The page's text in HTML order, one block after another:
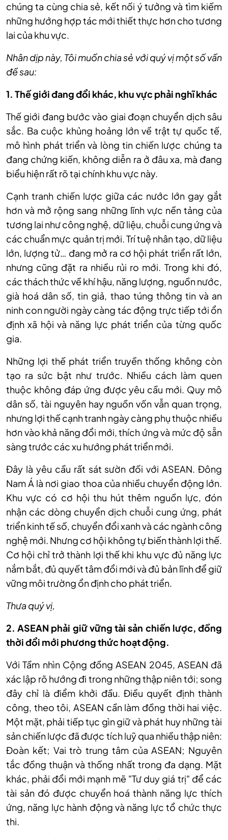
chúng ta cùng chia sẻ, kết nối ý tưởng và tìm kiếm
những hướng hợp tác mới thiết thực hơn cho tương
lai của khu vực.
Nhân dịp này, Tôi muốn chia sẻ với quý vị một số vấn
đề sau:
1. Thế giới đang đổi khác, khu vực phải nghĩ khác
Thế giới đang bước vào giai đoạn chuyển dịch sâu
sắc. Ba cuộc khủng hoảng lớn về trật tự quốc tế,
mô hình phát triển và lòng tin chiến lược chúng ta
đang chứng kiến, không diễn ra ở đâu xa, mà đang
biểu hiện rất rõ tại chính khu vực này.
Cạnh tranh chiến lược giữa các nước lớn gay gắt
hơn và mở rộng sang những lĩnh vực nền tảng của
tương lai như công nghệ, dữ liệu, chuỗi cung ứng và
các chuẩn mực quản trị mới. Trí tuệ nhân tạo, dữ liệu
lớn, lượng tử… đang mở ra cơ hội phát triển rất lớn,
nhưng cũng đặt ra nhiều rủi ro mới. Trong khi đó,
các thách thức về khí hậu, năng lượng, nguồn nước,
già hoá dân số, tin giả, thao túng thông tin và an
ninh con người ngày càng tác động trực tiếp tới ổn
định xã hội và năng lực phát triển của từng quốc
gia.
Những lợi thế phát triển truyền thống không còn
tạo ra sức bật như trước. Nhiều cách làm quen
thuộc không đáp ứng được yêu cầu mới. Quy mô
dân số, tài nguyên hay nguồn vốn vẫn quan trọng,
nhưng lợi thế cạnh tranh ngày càng phụ thuộc nhiều
hơn vào khả năng đổi mới, thích ứng và mức độ sẵn
sàng trước các xu hướng phát triển mới.
Đây là yêu cầu rất sát sườn đối với ASEAN. Đông
Nam Á là nơi giao thoa của nhiều chuyển động lớn.
Khu vực có cơ hội thu hút thêm nguồn lực, đón
nhận các dòng chuyển dịch chuỗi cung ứng, phát
triển kinh tế số, chuyển đổi xanh và các ngành công
nghệ mới. Nhưng cơ hội không tự biến thành lợi thế.
Cơ hội chỉ trở thành lợi thế khi khu vực đủ năng lực
nắm bắt, đủ quyết tâm đổi mới và đủ bản lĩnh để giữ
vững môi trường ổn định cho phát triển.
Thưa quý vị,
2. ASEAN phải giữ vững tài sản chiến lược, đồng
thời đổi mới phương thức hoạt động.
Với Tầm nhìn Cộng đồng ASEAN 2045, ASEAN đã
xác lập rõ hướng đi trong những thập niên tới; song
đây chỉ là điểm khởi đầu. Điều quyết định thành
công, theo tôi, ASEAN cần làm đồng thời hai việc.
Một mặt, phải tiếp tục gìn giữ và phát huy những tài
sản chiến lược đã được tích luỹ qua nhiều thập niên:
Đoàn kết; Vai trò trung tâm của ASEAN; Nguyên
tắc đồng thuận và thống nhất trong đa dạng. Mặt
khác, phải đổi mới mạnh mẽ "Tư duy giá trị" để các
tài sản đó được chuyển hoá thành năng lực thích
ứng, năng lực hành động và năng lực tổ chức thực
thi.